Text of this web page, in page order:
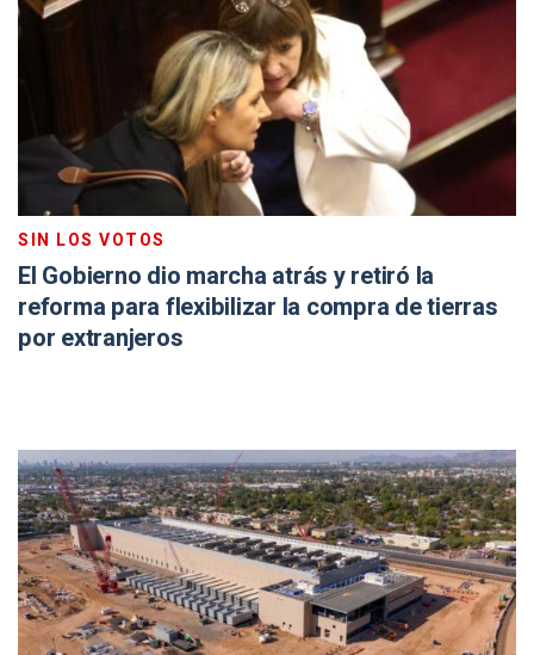
SIN LOS VOTOS
El Gobierno dio marcha atrás y retiró la
reforma para flexibilizar la compra de tierras
por extranjeros